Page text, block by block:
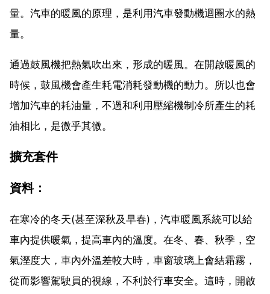
量。汽車的暖風的原理，是利用汽車發動機迴圈水的熱
量。
通過鼓風機把熱氣吹出來，形成的暖風。在開啟暖風的
時候，鼓風機會產生耗電消耗發動機的動力。所以也會
增加汽車的耗油量，不過和利用壓縮機制冷所產生的耗
油相比，是微乎其微。
擴充套件
資料：
在寒冷的冬天(甚至深秋及早春)，汽車暖風系統可以給
車內提供暖氣，提高車內的溫度。在冬、春、秋季，空
氣溼度大，車內外溫差較大時，車窗玻璃上會結霜霧，
從而影響駕駛員的視線，不利於行車安全。這時，開啟